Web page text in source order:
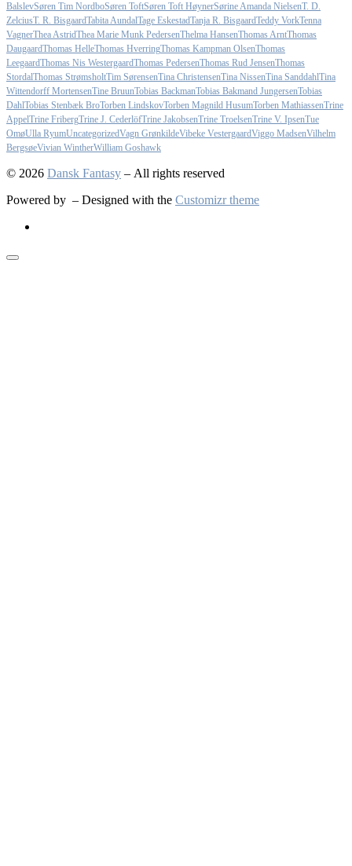
BalslevSøren Tim NordboSøren ToftSøren Toft HøynerSørine Amanda NielsenT. D.
ZelciusT. R. BisgaardTabita AundalTage EskestadTanja R. BisgaardTeddy VorkTenna
VagnerThea AstridThea Marie Munk PedersenThelma HansenThomas ArntThomas
DaugaardThomas HelleThomas HverringThomas Kampman OlsenThomas
LeegaardThomas Nis WestergaardThomas PedersenThomas Rud JensenThomas
StordalThomas StrømsholtTim SørensenTina ChristensenTina NissenTina SanddahlTina
Wittendorff MortensenTine BruunTobias BackmanTobias Bakmand JungersenTobias
DahlTobias Stenbæk BroTorben LindskovTorben Magnild HusumTorben MathiassenTrine
AppelTrine FribergTrine J. CederlöfTrine JakobsenTrine TroelsenTrine V. IpsenTue
OmøUlla RyumUncategorizedVagn GrønkildeVibeke VestergaardViggo MadsenVilhelm
BergsøeVivian WintherWilliam Goshawk
© 2026 Dansk Fantasy – All rights reserved
Powered by – Designed with the Customizr theme